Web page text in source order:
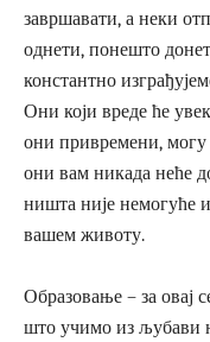
завршавати, а неки
однети, понешто
константно
Они који вреде ће
они привремени, могу
они вам никада неће
ништа није немогуће
вашем животу.
Образовање – за овај
што учимо из љубави